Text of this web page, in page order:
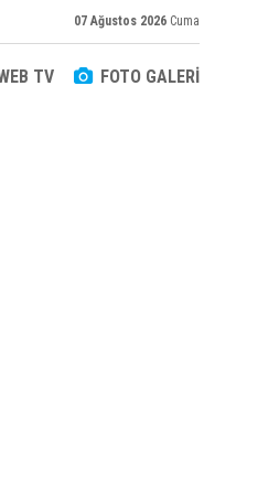
07 Ağustos 2026 Cuma
TV FOTO GALERİ